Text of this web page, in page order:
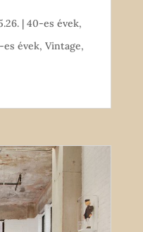
| 40-es évek,
es évek, Vintage,